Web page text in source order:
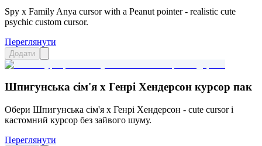
Spy x Family Anya cursor with a Peanut pointer - realistic cute
psychic custom cursor.
Переглянути
Додати
Шпигунська сім'я x Генрі Хендерсон курсор пак
Обери Шпигунська сім'я x Генрі Хендерсон - cute cursor і
кастомний курсор без зайвого шуму.
Переглянути